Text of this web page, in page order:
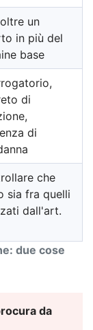
due cose
un
in più del
base
di
di
che
sia fra quelli
dall'art.
da